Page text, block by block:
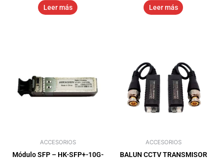
Leer más Leer más
ACCESORIOS
Módulo SFP – HK-SFP+-10G-
ACCESORIOS
BALUN CCTV TRANSMISOR